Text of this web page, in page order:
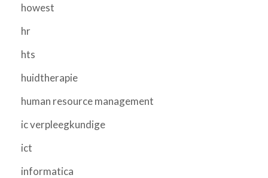
howest
hr
hts
huidtherapie
human resource management
ic verpleegkundige
ict
informatica